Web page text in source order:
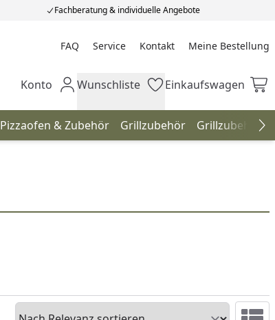
Fachberatung & individuelle Angebote
FAQ Service Kontakt Meine Bestellung
Meine Bestellung
Mein Konto
Konto Wunschliste
Wunschliste Einkaufswagen
Einkaufswagen
Pizzaofen & Zubehör Grillzubehör Grillzubehör
Sortieren